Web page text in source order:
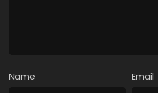
Name Email